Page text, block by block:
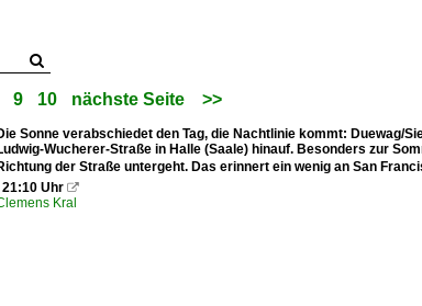
9 10 nächste Seite >>
Sonne verabschiedet den Tag, die Nachtlinie kommt: Duewag/
Wucherer-Straße in Halle (Saale) hinauf. Besonders zur
der Straße untergeht. Das erinnert ein wenig an San
| 21:10 Uhr 
Kral